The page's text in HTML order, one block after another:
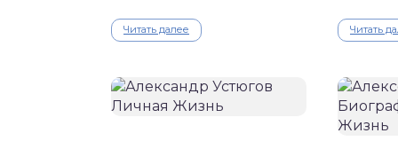
Читать далее Читать